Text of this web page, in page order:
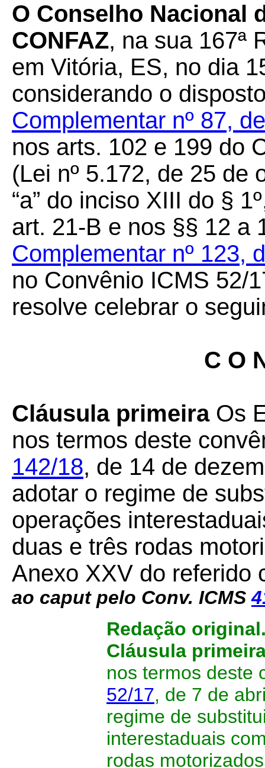
O Conselho Nacional
CONFAZ, na sua 167ª
em Vitória, ES, no dia
considerando o
Complementar nº 87,
nos arts. 102 e 199 do
(Lei nº 5.172, de 25 de
“a” do inciso XIII do §
art. 21-B e nos §§ 12 a
Complementar nº 123,
no Convênio ICMS 52/
resolve celebrar o
C O
Cláusula primeiraOs
nos termos deste
142/18, de 14 de
adotar o regime de
operações
duas e três rodas
Anexo XXV do referido
ao caput pelo Conv. ICMS
Redação
Cláusula
nos termos deste
52/17, de 7 de
regime de
interestaduais
rodas